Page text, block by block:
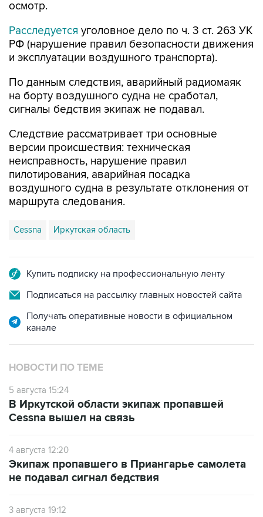
осмотр.
Расследуется уголовное дело по ч. 3 ст. 263 УК
РФ (нарушение правил безопасности движения
и эксплуатации воздушного транспорта).
По данным следствия, аварийный радиомаяк
на борту воздушного судна не сработал,
сигналы бедствия экипаж не подавал.
Следствие рассматривает три основные
версии происшествия: техническая
неисправность, нарушение правил
пилотирования, аварийная посадка
воздушного судна в результате отклонения от
маршрута следования.
Cessna Иркутская область
Купить подписку на профессиональную ленту
Подписаться на рассылку главных новостей сайта
Получать оперативные новости в официальном
канале
НОВОСТИ ПО ТЕМЕ
5 августа 15:24
В Иркутской области экипаж пропавшей
Cessna вышел на связь
4 августа 12:20
Экипаж пропавшего в Приангарье самолета
не подавал сигнал бедствия
3 августа 19:12